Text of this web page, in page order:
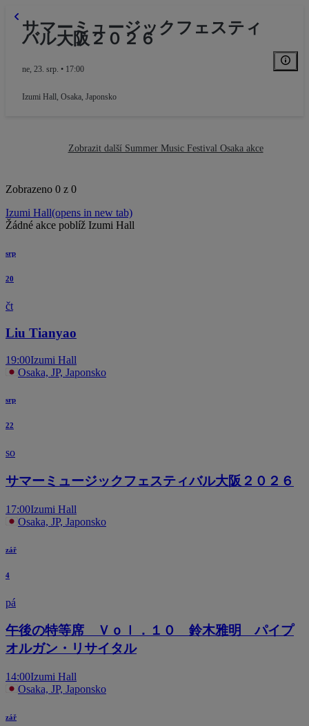
サマーミュージックフェスティ
バル大阪２０２６
ne, 23. srp. • 17:00
Izumi Hall, Osaka, Japonsko
Zobrazit další Summer Music Festival Osaka akce
Zobrazeno 0 z 0
Izumi Hall(opens in new tab)
Žádné akce poblíž Izumi Hall
srp
20
čt
Liu Tianyao
19:00Izumi Hall
Osaka, JP, Japonsko
srp
22
so
サマーミュージックフェスティバル大阪２０２６
17:00Izumi Hall
Osaka, JP, Japonsko
zář
4
pá
午後の特等席 Ｖｏｌ．１０ 鈴木雅明 パイプ
オルガン・リサイタル
14:00Izumi Hall
Osaka, JP, Japonsko
zář